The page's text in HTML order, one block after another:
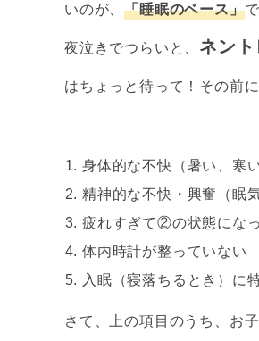
いのが、「睡眠のベース」
夜泣きでつらいと、 ネント
はちょっと待って！その前
身体的な不快（暑い、寒
精神的な不快・興奮（眠
疲れすぎて②の状態にな
体内時計が整っていない
入眠（寝落ちるとき）に
さて、上の項目のうち、お